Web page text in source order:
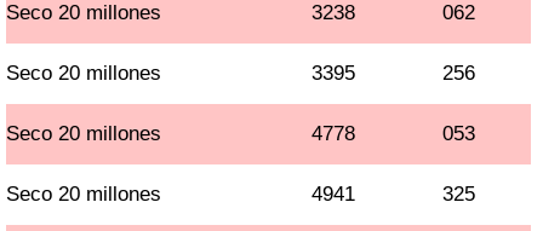
Seco 20 millones 3238 062
Seco 20 millones 3395 256
Seco 20 millones 4778 053
Seco 20 millones 4941 325